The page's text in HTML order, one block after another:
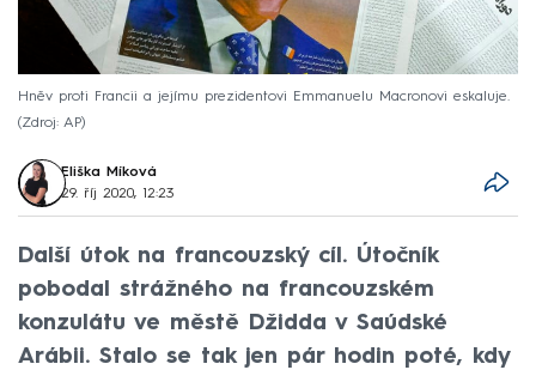
Hněv proti Francii a jejímu prezidentovi Emmanuelu Macronovi eskaluje.
Zdroj: AP
Eliška Míková
29. říj 2020, 12:23
Další útok na francouzský cíl. Útočník
pobodal strážného na francouzském
konzulátu ve městě Džidda v Saúdské
Arábii. Stalo se tak jen pár hodin poté, kdy